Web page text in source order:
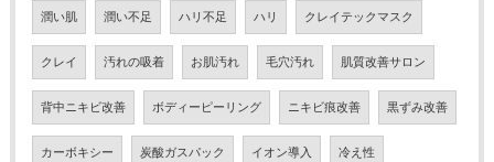
潤い肌 潤い不足 ハリ不足 ハリ クレイテックマスク
クレイ 汚れの吸着 お肌汚れ 毛穴汚れ 肌質改善サロン
背中ニキビ改善 ボディーピーリング ニキビ痕改善 黒ずみ改善
カーボキシー 炭酸ガスパック イオン導入 冷え性